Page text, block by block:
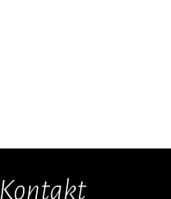
Kontakt